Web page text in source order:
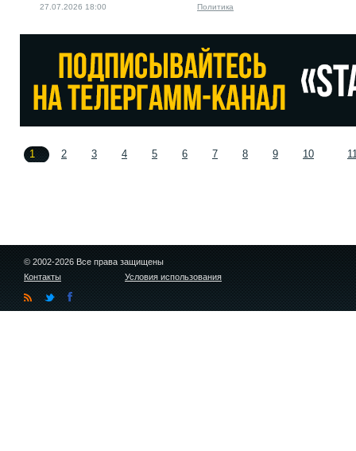
27.07.2026 18:00 Политика
1 2 3 4 5 6 7 8 9 10
© 2002-2026 Все права защищены
Контакты
Условия использования